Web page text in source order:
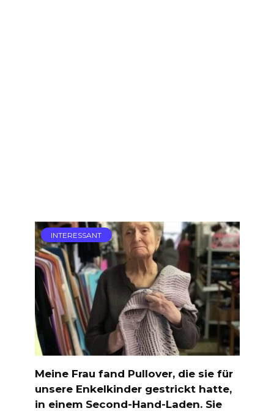
INTERESSANT
Meine Frau fand Pullover, die sie für
unsere Enkelkinder gestrickt hatte,
in einem Second-Hand-Laden. Sie